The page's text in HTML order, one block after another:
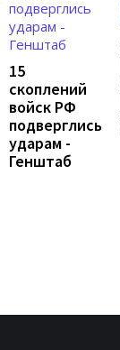
15
скоплений
войск РФ
подверглись
ударам -
Генштаб